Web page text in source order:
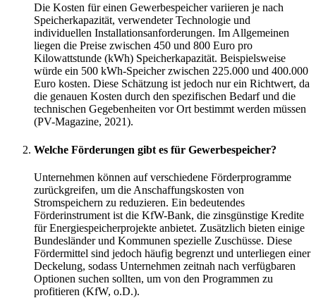
Die Kosten für einen Gewerbespeicher variieren je nach
Speicherkapazität, verwendeter Technologie und
individuellen Installationsanforderungen. Im Allgemeinen
liegen die Preise zwischen 450 und 800 Euro pro
Kilowattstunde (kWh) Speicherkapazität. Beispielsweise
würde ein 500 kWh-Speicher zwischen 225.000 und 400.000
Euro kosten. Diese Schätzung ist jedoch nur ein Richtwert, da
die genauen Kosten durch den spezifischen Bedarf und die
technischen Gegebenheiten vor Ort bestimmt werden müssen
(PV-Magazine, 2021).
Welche Förderungen gibt es für Gewerbespeicher?
Unternehmen können auf verschiedene Förderprogramme
zurückgreifen, um die Anschaffungskosten von
Stromspeichern zu reduzieren. Ein bedeutendes
Förderinstrument ist die KfW-Bank, die zinsgünstige Kredite
für Energiespeicherprojekte anbietet. Zusätzlich bieten einige
Bundesländer und Kommunen spezielle Zuschüsse. Diese
Fördermittel sind jedoch häufig begrenzt und unterliegen einer
Deckelung, sodass Unternehmen zeitnah nach verfügbaren
Optionen suchen sollten, um von den Programmen zu
profitieren (KfW, o.D.).